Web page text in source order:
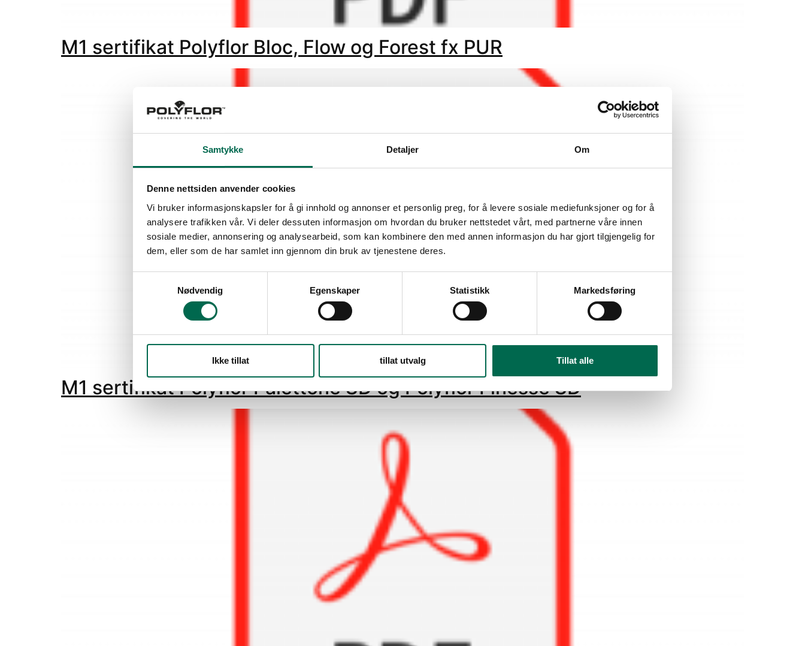
Samtykke Detaljer Om
Denne nettsiden anvender cookies
Vi bruker informasjonskapsler for å gi innhold og annonser et personlig preg, for å levere sosiale mediefunksjoner og for å
analysere trafikken vår. Vi deler dessuten informasjon om hvordan du bruker nettstedet vårt, med partnerne våre innen
sosiale medier, annonsering og analysearbeid, som kan kombinere den med annen informasjon du har gjort tilgjengelig for
dem, eller som de har samlet inn gjennom din bruk av tjenestene deres.
Nødvendig
Egenskaper Statistikk Markedsføring
Ikke tillat tillat utvalg Tillat alle
M1 sertifikat Polyflor Bloc, Flow og Forest fx PUR
M1 sertifikat Polyflor Palettone SD og Polyflor Finesse SD